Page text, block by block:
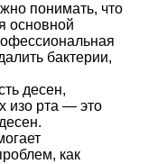
понимать, что
основной
бактерии,
десен,
изо рта — это
как